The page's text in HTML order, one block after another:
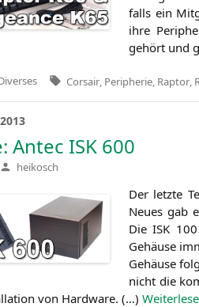
falls ein
ihre
gehört und
Tags:
Corsair Peripherie Raptor
Antec ISK 600
Verfasst
von
heikosch
Der letz­te
Neu­es gab
DieISK
Gehäu­se
Gehäu­se
nicht die
von Hard­ware. (…)